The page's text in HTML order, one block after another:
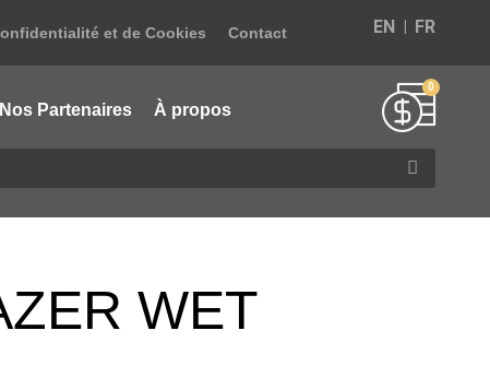
et de Cookies Contact EN FR
Nos Partenaires À propos
WET